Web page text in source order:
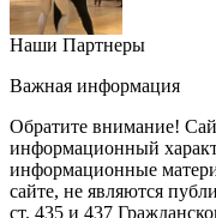
Ролик из
Ржу не
видео
Наши Партнеры
Важная информация
Обратите внимание!
информационный
информационные
сайте, не являются
ст. 435 и 437